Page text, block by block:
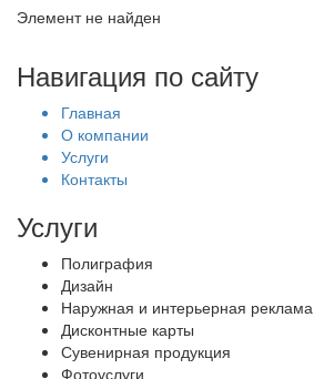
Элемент не найден
Навигация по сайту
Главная
О компании
Услуги
Контакты
Услуги
Полиграфия
Дизайн
Наружная и интерьерная реклама
Дисконтные карты
Сувенирная продукция
Фотоуслуги